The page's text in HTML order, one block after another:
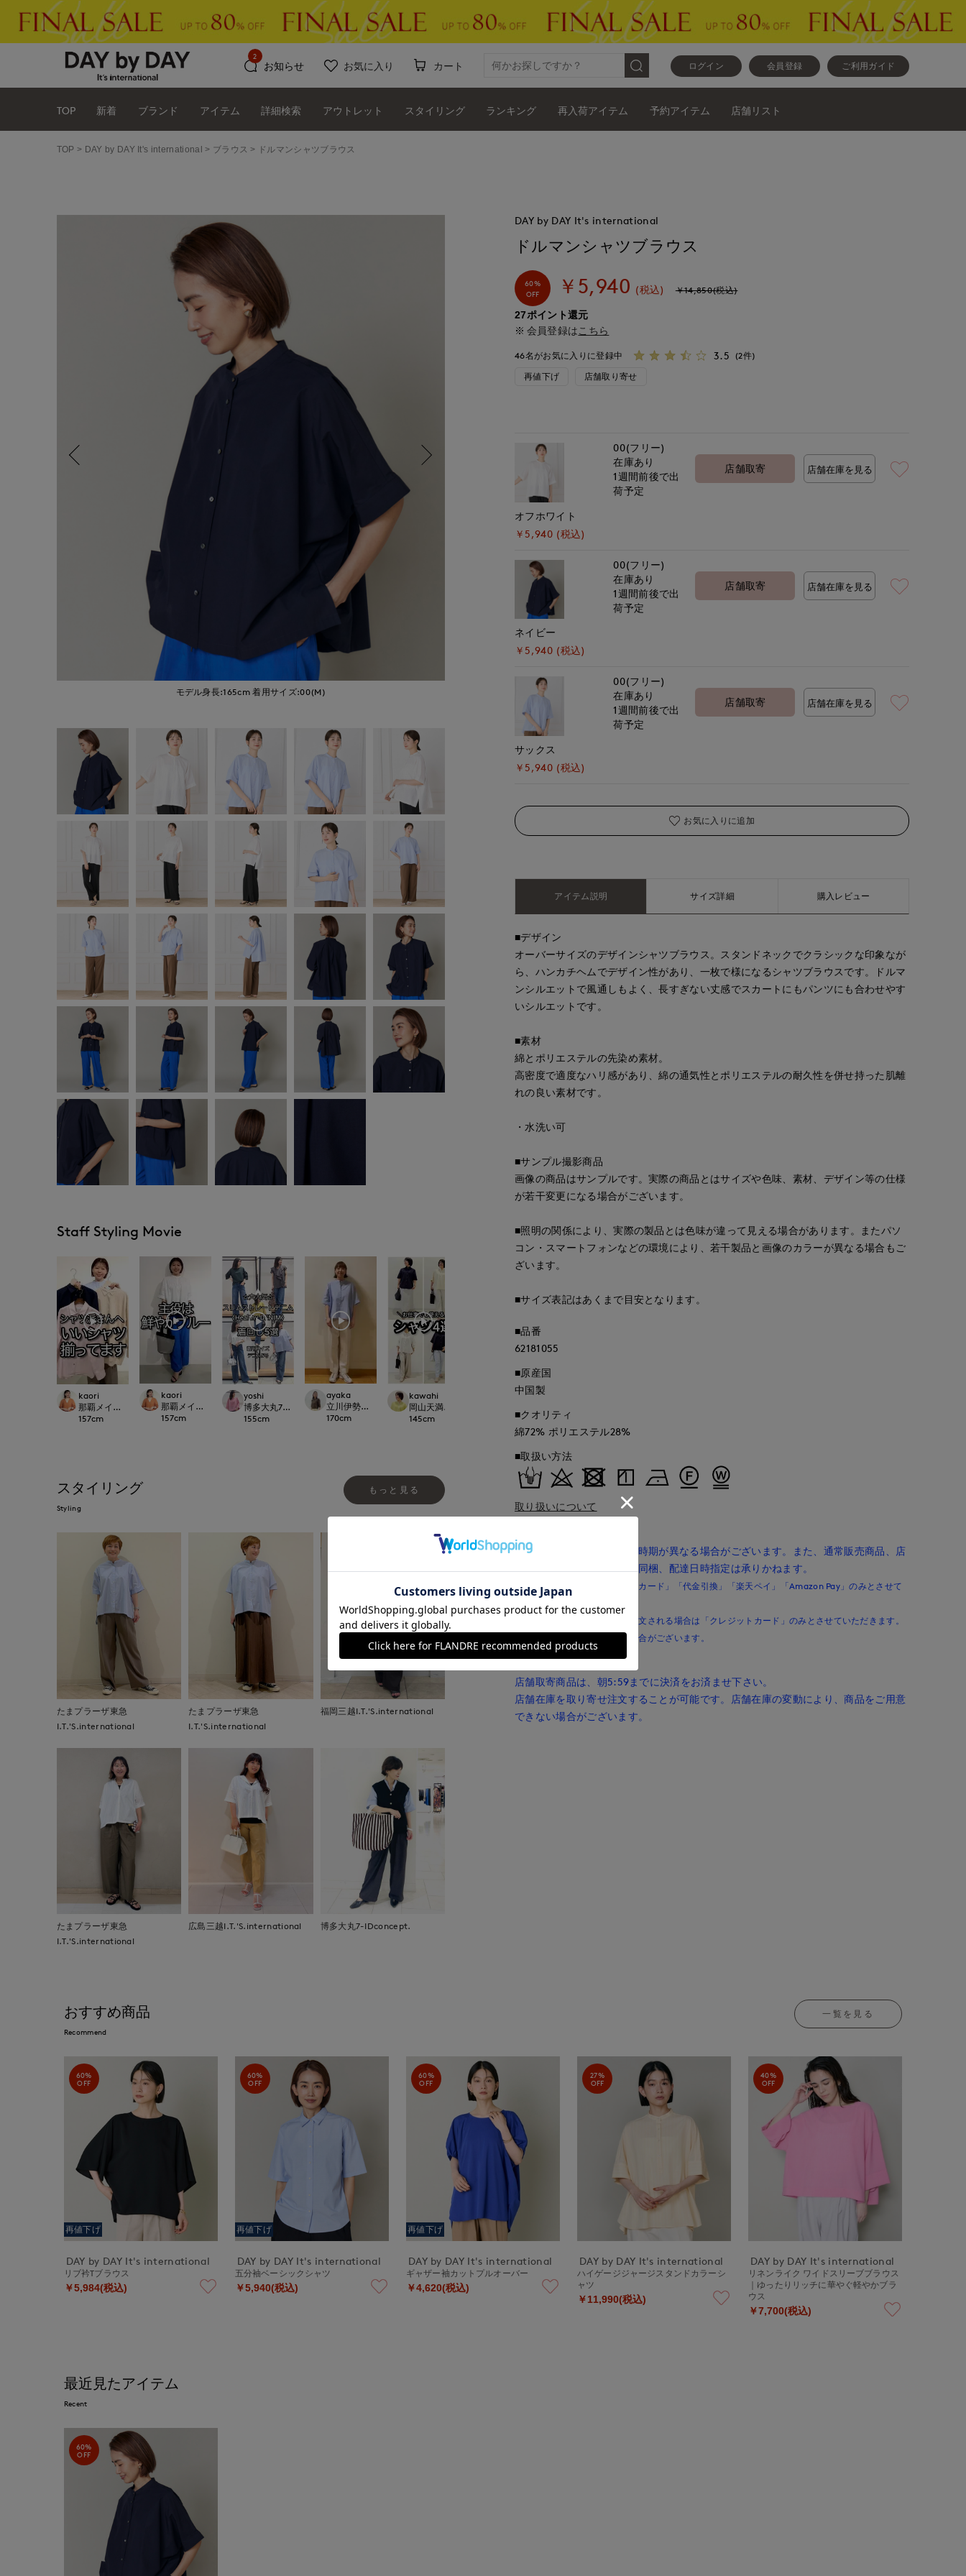
ログイン 会員登録 ご利用ガイド
お知らせ
2
お気に入り カート
TOP 新着 ブランド アイテム 詳細検索 アウトレット スタイリング ランキング 再入荷アイテム 予約アイテム 店舗リスト
TOP DAY by DAY It's international ブラウス ドルマンシャツブラウス
モデル身長:165cm 着用サイズ:00(M) モデル身長:167cm 着用サイズ:00(M)
Staff Styling Movie
kaori
那覇メインプレイスI.T.'S.international
157cm
kaori
那覇メインプレイスI.T.'S.international
157cm
yoshi
博多大丸7-IDconcept.
155cm
ayaka
立川伊勢丹I.T.'S.international
170cm
kawahi
岡山天満屋7-IDconcept.
145cm
maemae
cm
スタイリング
Styling
もっと見る
たまプラーザ東急
I.T.'S.international
たまプラーザ東急
I.T.'S.international
福岡三越I.T.'S.international
たまプラーザ東急
I.T.'S.international
広島三越I.T.'S.international 博多大丸7-IDconcept.
DAY by DAY It's international
ドルマンシャツブラウス
60%
OFF
￥5,940 (税込) ￥14,850(税込)
27ポイント還元
会員登録は こちら
46名がお気に入りに登録中 3.5
(2件)
再値下げ
店舗取り寄せ
オフホワイト
￥5,940 (税込)
00(フリー)
在庫あり
1週間前後で出
荷予定
店舗取寄 店舗在庫を見る
ネイビー
￥5,940 (税込)
00(フリー)
在庫あり
1週間前後で出
荷予定
店舗取寄 店舗在庫を見る
サックス
￥5,940 (税込)
00(フリー)
在庫あり
1週間前後で出
荷予定
店舗取寄 店舗在庫を見る
お気に入りに追加
アイテム説明 サイズ詳細 購入レビュー
■デザイン
オーバーサイズのデザインシャツブラウス。スタンドネックでクラシックな印象なが
ら、ハンカチヘムでデザイン性があり、一枚で様になるシャツブラウスです。ドルマ
ンシルエットで風通しもよく、長すぎない丈感でスカートにもパンツにも合わせやす
いシルエットです。
■素材
綿とポリエステルの先染め素材。
高密度で適度なハリ感があり、綿の通気性とポリエステルの耐久性を併せ持った肌離
れの良い素材です。
・水洗い可
■サンプル撮影商品
画像の商品はサンプルです。実際の商品とはサイズや色味、素材、デザイン等の仕様
が若干変更になる場合がございます。
■照明の関係により、実際の製品とは色味が違って見える場合があります。またパソ
コン・スマートフォンなどの環境により、若干製品と画像のカラーが異なる場合もご
ざいます。
■サイズ表記はあくまで目安となります。
■品番
62181055
■原産国
中国製
■クオリティ
綿72% ポリエステル28%
■取扱い方法
取り扱いについて
カラー、サイズにより入荷時期が異なる場合がございます。また、通常販売商品、店
舗取寄による予約商品との同梱、配達日時指定は承りかねます。
※お支払い方法は「クレジットカード」「代金引換」「楽天ペイ」「Amazon Pay」のみとさせて
※複数の予約商品を同時にご注文される場合は「クレジットカード」のみとさせていただきます。
※記載の入荷時期は前後する場合がございます。
店舗取寄商品は、朝5:59までに決済をお済ませ下さい。
店舗在庫を取り寄せ注文することが可能です。店舗在庫の変動により、商品をご用意
できない場合がございます。
おすすめ商品
Recommend
一覧を見る
60%
OFF
再値下げ
DAY by DAY It's international
リブ衿Tブラウス
￥5,984(税込)
60%
OFF
再値下げ
DAY by DAY It's international
五分袖ベーシックシャツ
￥5,940(税込)
60%
OFF
再値下げ
DAY by DAY It's international
ギャザー袖カットプルオーバー
￥4,620(税込)
27%
OFF
DAY by DAY It's international
ハイゲージジャージスタンドカラーシ
ャツ
￥11,990(税込)
40%
OFF
DAY by DAY It's international
リネンライク ワイドスリーブブラウス
｜ゆったりリッチに華やぐ軽やかブラ
ウス
￥7,700(税込)
最近見たアイテム
Recent
60%
OFF